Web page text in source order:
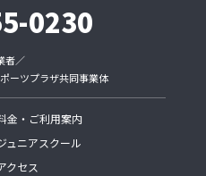
受付・事務手続・お客さまへ
の連絡
に関する申込受付・事務手続
報をお客さまの同意を得ず第
0230
者／
ーツプラザ共同事業体
金・ご利用案内
ュニアスクール
クセス